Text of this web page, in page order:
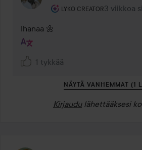
LYKO CREATOR
Käyttäjän rooli: Lyko3 viikkoa
Ihanaa 🌼
1 tykkää
NÄYTÄ VANHEMMAT (1
Kirjaudu lähettääksesi